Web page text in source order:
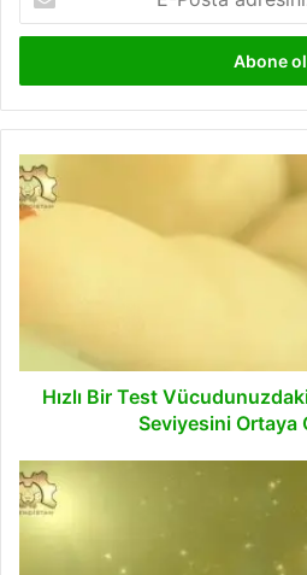
Posta
adresinizi
Hızlı
Bir
Test
Çıkarabilir!
Hızlı Bir Test
Seviyesini Ortaya
Tarihin
En
Büyük